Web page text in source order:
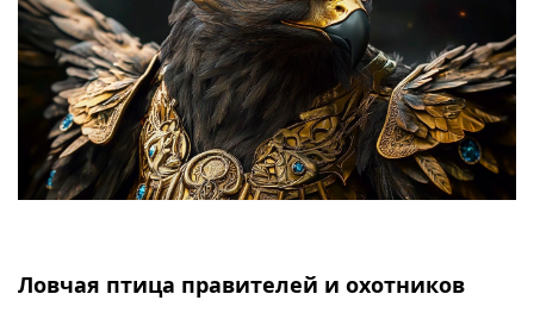
Ловчая птица правителей и охотников